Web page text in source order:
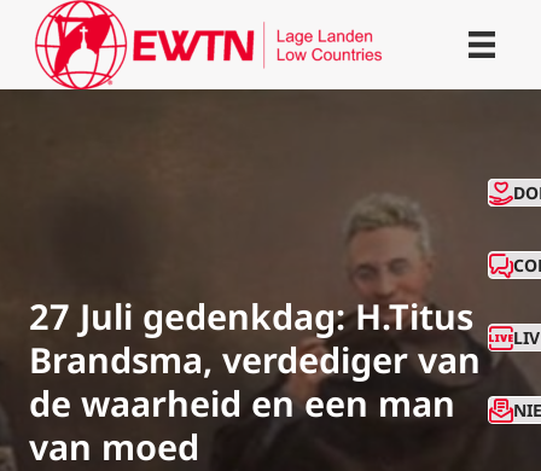
27 Juli gedenkdag: H.Titus
Brandsma, verdediger van
de waarheid en een man
van moed